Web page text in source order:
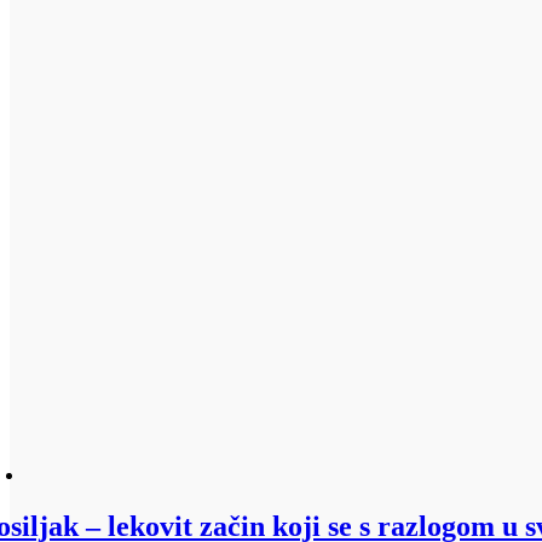
– lekovit začin koji se s razlogom u